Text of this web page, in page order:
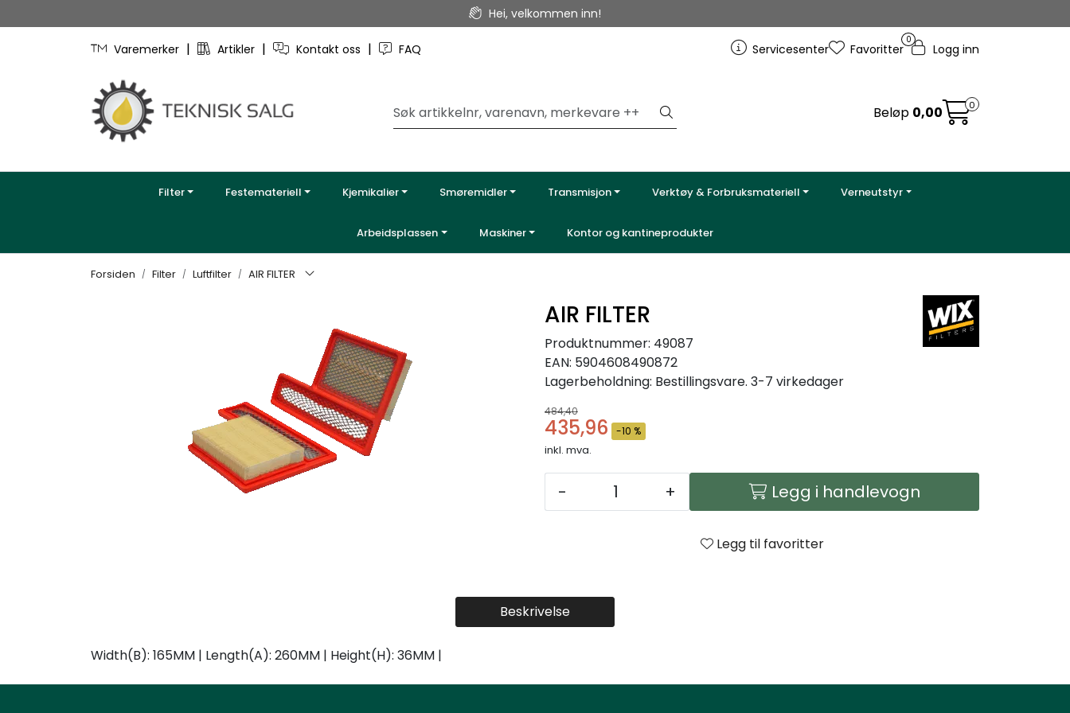
Hei, velkommen inn!
Varemerker | Artikler | Kontakt oss | FAQ Servicesenter
0
Favoritter Logg inn
Beløp 0,00 0
Filter Festemateriell Kjemikalier Smøremidler Transmisjon Verktøy & Forbruksmateriell Verneutstyr
Arbeidsplassen Maskiner Kontor og kantineprodukter
Forsiden Filter Luftfilter AIR FILTER
AIR FILTER
Produktnummer: 49087
EAN: 5904608490872
Lagerbeholdning: Bestillingsvare. 3-7 virkedager
484,40
435,96 -10 %
inkl. mva.
- + Legg i handlevogn
Legg til favoritter
Beskrivelse
Width(B): 165MM | Length(A): 260MM | Height(H): 36MM |